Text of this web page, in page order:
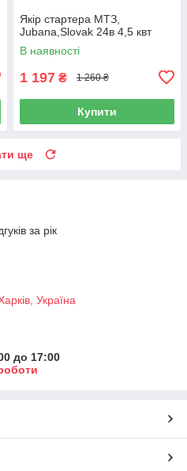
Якір стартера МТЗ,
Jubana,Slovak 24в 4,5 квт
В наявності
1 197 ₴ 1 260 ₴
Купити
ще
за рік
Україна
до 17:00